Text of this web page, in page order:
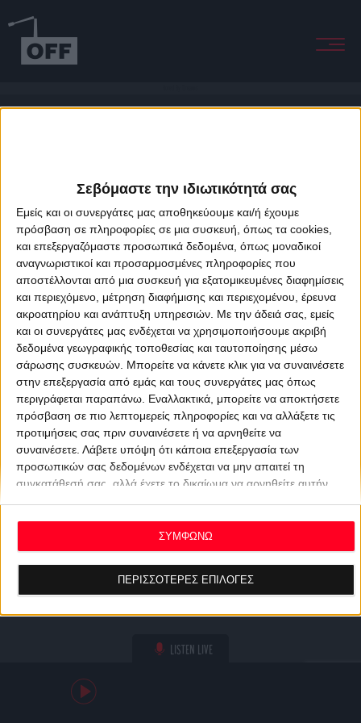
Σεβόμαστε την ιδιωτικότητά σας
Εμείς και οι συνεργάτες μας αποθηκεύουμε και/ή έχουμε
πρόσβαση σε πληροφορίες σε μια συσκευή, όπως τα cookies,
και επεξεργαζόμαστε προσωπικά δεδομένα, όπως μοναδικοί
αναγνωριστικοί και προσαρμοσμένες πληροφορίες που
αποστέλλονται από μια συσκευή για εξατομικευμένες διαφημίσεις
και περιεχόμενο, μέτρηση διαφήμισης και περιεχομένου, έρευνα
ακροατηρίου και ανάπτυξη υπηρεσιών. Με την άδειά σας, εμείς
και οι συνεργάτες μας ενδέχεται να χρησιμοποιήσουμε ακριβή
δεδομένα γεωγραφικής τοποθεσίας και ταυτοποίησης μέσω
σάρωσης συσκευών. Μπορείτε να κάνετε κλικ για να συναινέσετε
στην επεξεργασία από εμάς και τους συνεργάτες μας όπως
περιγράφεται παραπάνω. Εναλλακτικά, μπορείτε να αποκτήσετε
πρόσβαση σε πιο λεπτομερείς πληροφορίες και να αλλάξετε τις
προτιμήσεις σας πριν συναινέσετε ή να αρνηθείτε να
συναινέσετε. Λάβετε υπόψη ότι κάποια επεξεργασία των
προσωπικών σας δεδομένων ενδέχεται να μην απαιτεί τη
συγκατάθεσή σας, αλλά έχετε το δικαίωμα να αρνηθείτε αυτήν
ανακαλέσετε τη συγκατάθεσή σας ανά πάσα στιγμή
επιστρέφοντας σε αυτόν τον ιστότοπο και κάνοντας κλικ στο
κουμπί "Απορρήτου" στο κάτω μέρος της ιστοσελίδας.
ΠΕΡΙΣΣΟΤΕΡΕΣ ΕΠΙΛΟΓΕΣ
ΣΥΜΦΩΝΩ
LISTEN LIVE
About Offradio Business Class Terms & Conditions
Privacy Policy
Designed & developed byporcupine colors&Fotis Alexandrou